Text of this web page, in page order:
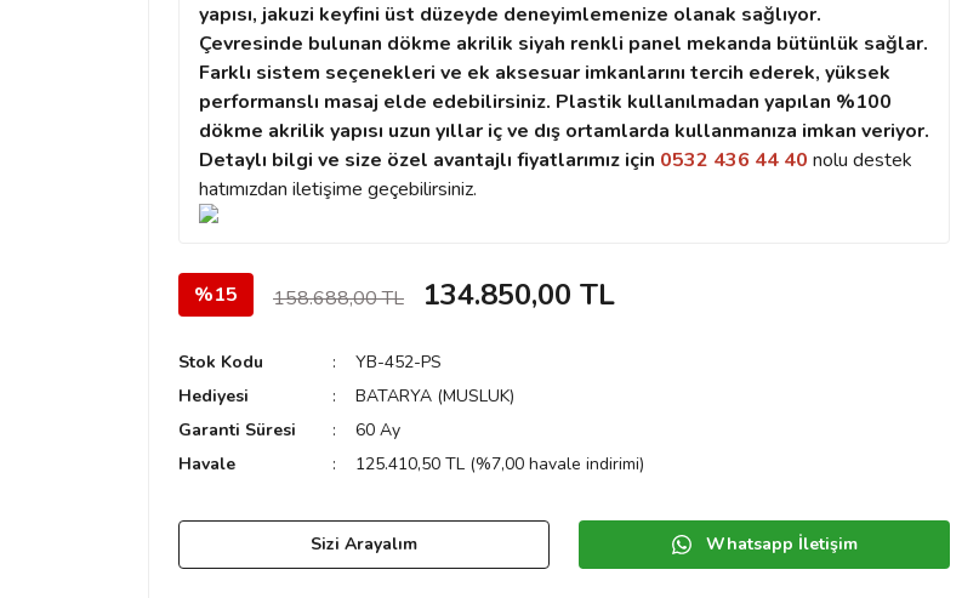
yapısı, jakuzi keyfini üst düzeyde deneyimlemenize olanak sağlıyor.
Çevresinde bulunan dökme akrilik siyah renkli panel mekanda bütünlük sağlar.
Farklı sistem seçenekleri ve ek aksesuar imkanlarını tercih ederek, yüksek
performanslı masaj elde edebilirsiniz. Plastik kullanılmadan yapılan %100
dökme akrilik yapısı uzun yıllar iç ve dış ortamlarda kullanmanıza imkan veriyor.
Detaylı bilgi ve size özel avantajlı fiyatlarımız için 0532 436 44 40 nolu destek
hatımızdan iletişime geçebilirsiniz.
%15 158.688,00 TL 134.850,00 TL
Stok Kodu
YB-452-PS
Hediyesi
BATARYA (MUSLUK)
Garanti Süresi
60 Ay
Havale
125.410,50 TL (%7,00 havale indirimi)
Sizi Arayalım Whatsapp İletişim